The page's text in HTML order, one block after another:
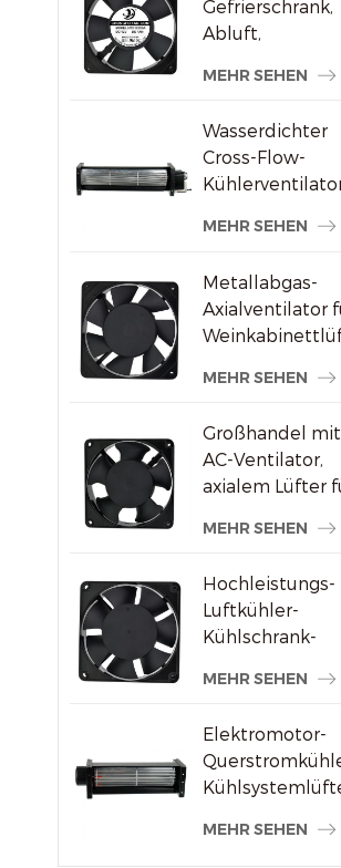
Gefrierschrank,
Abluft,
Axialventilator
MEHR SEHEN
Wasserdichter
Cross-Flow-
MEHR SEHEN
Metallabgas-
Axialventilator
MEHR SEHEN
Großhandel mit
AC-Ventilator,
axialem Lüfter
MEHR SEHEN
Hochleistungs-
Luftkühler-
Kühlschrank-
x 120 x 38 mm
MEHR SEHEN
Elektromotor-
MEHR SEHEN